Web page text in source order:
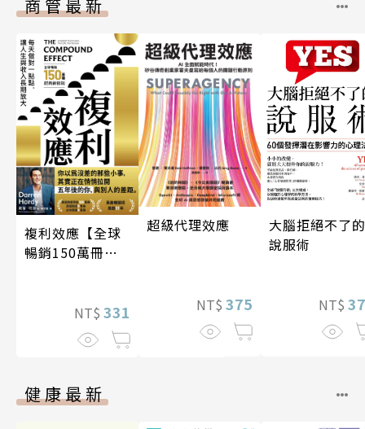
商管最新
複利效應【全球
暢銷150萬冊・
NT$ 331
超級代理效應
NT$ 375
大腦拒絕不了的
說服術
NT$
健康最新